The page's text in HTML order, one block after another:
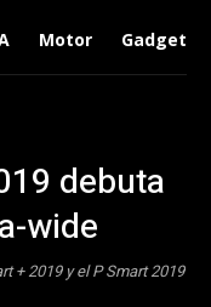
Motor Gadgets
debuta
wide
+ 2019 y el P Smart 2019